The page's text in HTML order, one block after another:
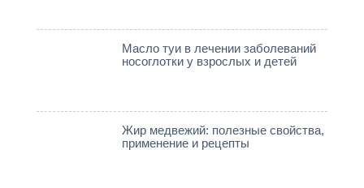
Масло туи в лечении заболеваний
носоглотки у взрослых и детей
Жир медвежий: полезные свойства,
применение и рецепты